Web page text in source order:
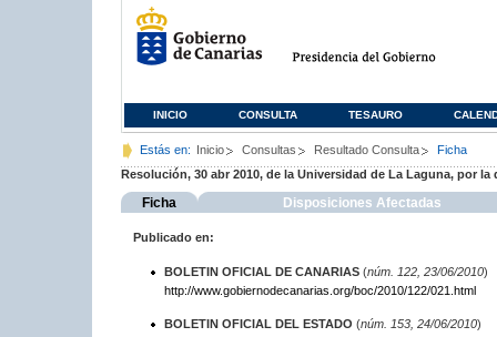
INICIO CONSULTA TESAURO
Estás en: Inicio Consultas Resultado Consulta
Ficha
Resolución, 30 abr 2010, de la Universidad de La Laguna, por
Ficha Disposiciones Afectadas
Publicado en:
BOLETIN OFICIAL DE CANARIAS(núm. 122, 23/06/2010)
http://www.gobiernodecanarias.org/boc/2010/122/021.html
BOLETIN OFICIAL DEL ESTADO (núm. 153, 24/06/2010)